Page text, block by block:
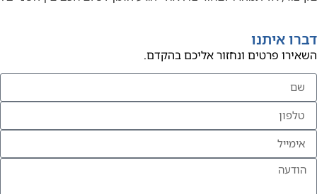
דברו איתנו
השאירו פרטים ונחזור אליכם בהקדם.